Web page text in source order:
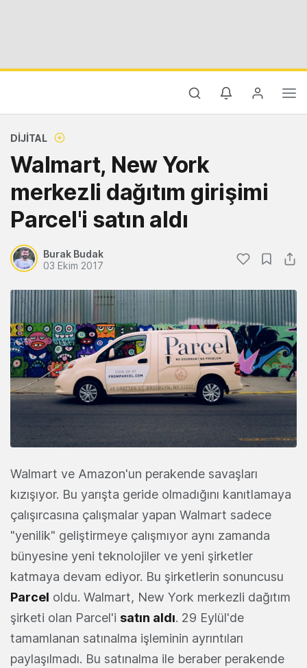
DIJITAL
Walmart, New York
merkezli dağıtım girişimi
Parcel'i satın aldı
Burak Budak
03 Ekim 2017
Walmart ve Amazon'un perakende savaşları
kızışıyor. Bu yarışta geride olmadığını kanıtlamaya
çalışırcasına çalışmalar yapan Walmart sadece
"yenilik" geliştirmeye çalışmıyor aynı zamanda
bünyesine yeni teknolojiler ve yeni şirketler
katmaya devam ediyor. Bu şirketlerin sonuncusu
Parcel oldu. Walmart, New York merkezli dağıtım
şirketi olan Parcel'i satın aldı. 29 Eylül'de
tamamlanan satınalma işleminin ayrıntıları
paylaşılmadı. Bu satınalma ile beraber perakende